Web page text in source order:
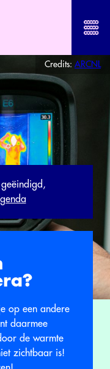
Credits: ARCNL
op een andere
daarmee
de warmte
zichtbaar is!